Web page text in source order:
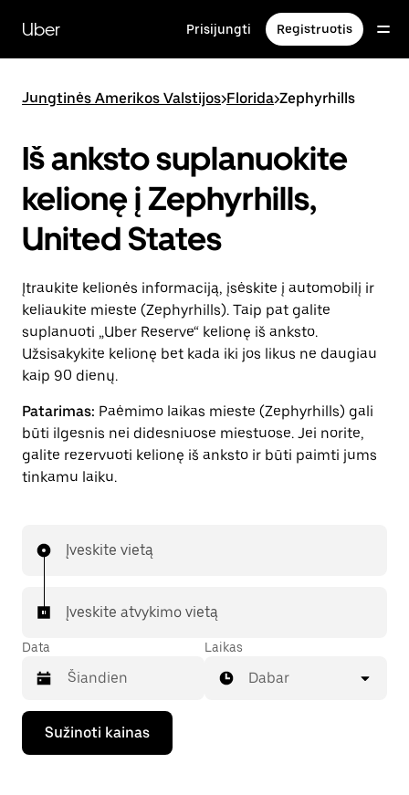
prie
pagrindinio
turinio
Uber Prisijungti Registruotis
Jungtinės Amerikos Valstijos>Florida>Zephyrhills
Iš anksto suplanuokite
kelionę į Zephyrhills,
United States
Įtraukite kelionės informaciją, įsėskite į automobilį ir
keliaukite mieste (Zephyrhills). Taip pat galite
suplanuoti „Uber Reserve“ kelionę iš anksto.
Užsisakykite kelionę bet kada iki jos likus ne daugiau
kaip 90 dienų.
Patarimas: Paėmimo laikas mieste (Zephyrhills) gali
būti ilgesnis nei didesniuose miestuose. Jei norite,
galite rezervuoti kelionę iš anksto ir būti paimti jums
tinkamu laiku.
Įveskite vietą
Įveskite atvykimo vietą
Data
Paspauskite
rodyklės
žemyn
Laikas
Dabar
Sužinoti kainas